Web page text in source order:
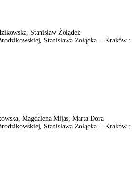
Stanisław Żołądek
Stanisława Żołądka. -
Magdalena Mijas, Marta Dora
Stanisława Żołądka. -